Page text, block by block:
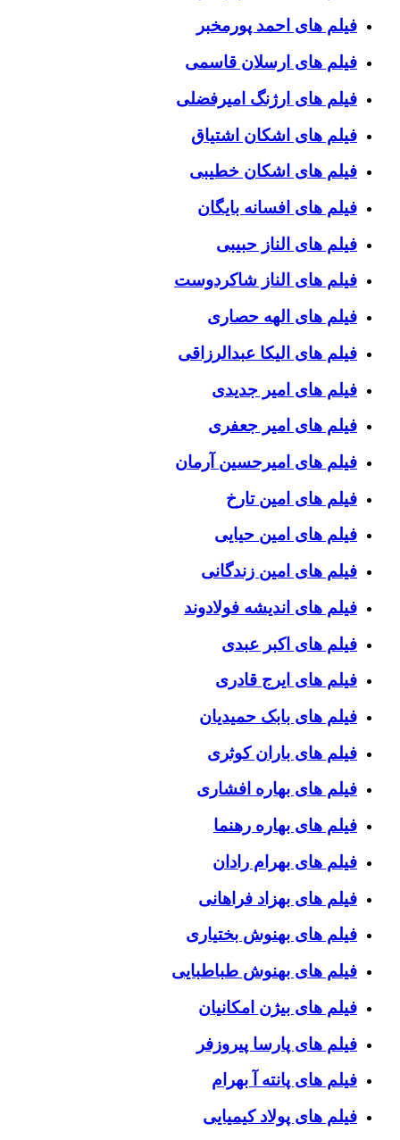
فیلم های احمد پورمخبر
فیلم های ارسلان قاسمی
فیلم های ارژنگ امیرفضلی
فیلم های اشکان اشتیاق
فیلم های اشکان خطیبی
فیلم های افسانه بایگان
فیلم های الناز حبیبی
فیلم های الناز شاکردوست
فیلم های الهه حصاری
فیلم های الیکا عبدالرزاقی
فیلم های امیر جدیدی
فیلم های امیر جعفری
فیلم های امیرحسین آرمان
فیلم های امین تارخ
فیلم های امین حیایی
فیلم های امین زندگانی
فیلم های اندیشه فولادوند
فیلم های اکبر عبدی
فیلم های ایرج قادری
فیلم های بابک حمیدیان
فیلم های باران کوثری
فیلم های بهاره افشاری
فیلم های بهاره رهنما
فیلم های بهرام رادان
فیلم های بهزاد فراهانی
فیلم های بهنوش بختیاری
فیلم های بهنوش طباطبایی
فیلم های بیژن امکانیان
فیلم های پارسا پیروزفر
فیلم های پانته آ بهرام
فیلم های پولاد کیمیایی